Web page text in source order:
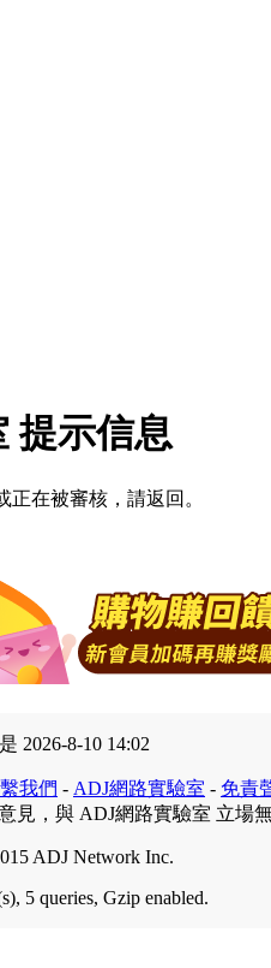
提示信息
在被審核，請返回。
2026-8-10 14:02
我們 - ADJ網路實驗室 - 免責
見，與 ADJ網路實驗室 立場
ADJ Network Inc.
5 queries, Gzip enabled.